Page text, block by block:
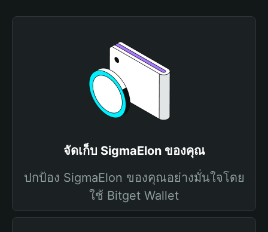
จัดเก็บ SigmaElon ของคุณ
ปกป้อง SigmaElon ของคุณอย่างมั่นใจโดย
ใช้ Bitget Wallet